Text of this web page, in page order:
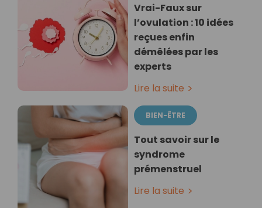
Vrai-Faux sur
l’ovulation : 10 idées
reçues enfin
démêlées par les
experts
Lire la suite
BIEN-ÊTRE
Tout savoir sur le
syndrome
prémenstruel
Lire la suite